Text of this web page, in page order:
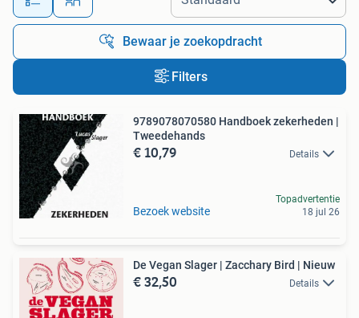
Bewaar je zoekopdracht
Filters
9789078070580 Handboek zekerheden |
Tweedehands
€ 10,79 Details
Bezoek website
Topadvertentie
18 jul 26
De Vegan Slager | Zacchary Bird | Nieuw
€ 32,50 Details